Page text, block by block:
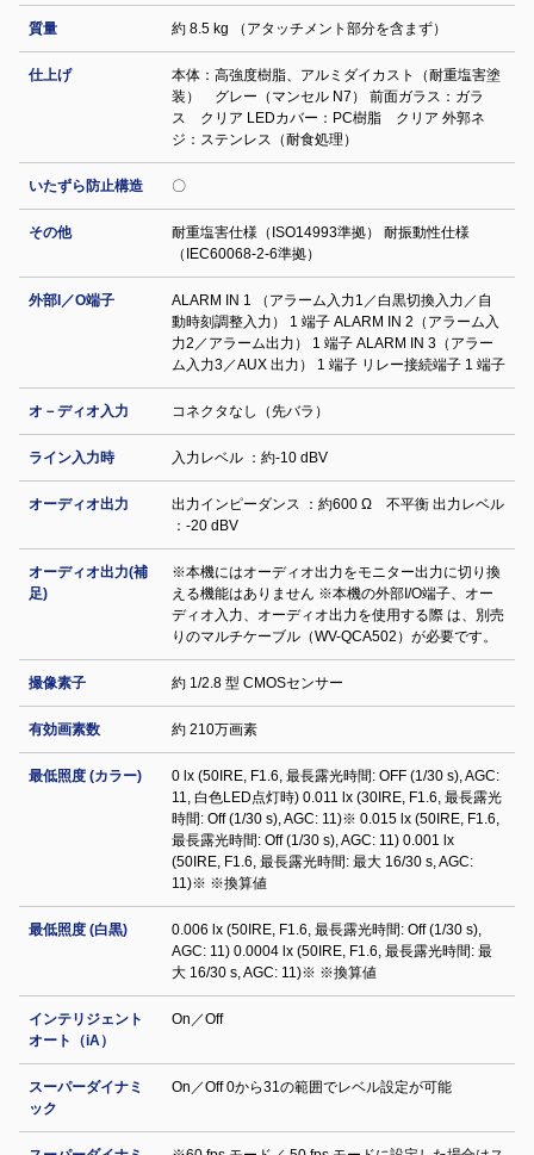
質量 約 8.5 kg （アタッチメント部分を含まず）
仕上げ
本体：高強度樹脂、アルミダイカスト（耐重塩害塗
装） グレー（マンセル N7） 前面ガラス：ガラ
ス クリア LEDカバー：PC樹脂 クリア 外郭ネ
ジ：ステンレス（耐食処理）
いたずら防止構造 〇
その他
耐重塩害仕様（ISO14993準拠） 耐振動性仕様
（IEC60068-2-6準拠）
外部I／O端子
ALARM IN 1 （アラーム入力1／白黒切換入力／自
動時刻調整入力） 1 端子 ALARM IN 2（アラーム入
力2／アラーム出力） 1 端子 ALARM IN 3（アラー
ム入力3／AUX 出力） 1 端子 リレー接続端子 1 端子
オ－ディオ入力 コネクタなし（先バラ）
ライン入力時 入力レベル ：約-10 dBV
オーディオ出力
出力インピーダンス ：約600 Ω 不平衡 出力レベル
：-20 dBV
オーディオ出力(補
足)
※本機にはオーディオ出力をモニター出力に切り換
える機能はありません ※本機の外部I/O端子、オー
ディオ入力、オーディオ出力を使用する際 は、別売
りのマルチケーブル（WV-QCA502）が必要です。
撮像素子 約 1/2.8 型 CMOSセンサー
有効画素数 約 210万画素
最低照度 (カラー)
0 lx (50IRE, F1.6, 最長露光時間: OFF (1/30 s), AGC:
11, 白色LED点灯時) 0.011 lx (30IRE, F1.6, 最長露光
時間: Off (1/30 s), AGC: 11)※ 0.015 lx (50IRE, F1.6,
最長露光時間: Off (1/30 s), AGC: 11) 0.001 lx
(50IRE, F1.6, 最長露光時間: 最大 16/30 s, AGC:
11)※ ※換算値
最低照度 (白黒)
0.006 lx (50IRE, F1.6, 最長露光時間: Off (1/30 s),
AGC: 11) 0.0004 lx (50IRE, F1.6, 最長露光時間: 最
大 16/30 s, AGC: 11)※ ※換算値
インテリジェント
オート（iA）
On／Off
スーパーダイナミ
ック
On／Off 0から31の範囲でレベル設定が可能